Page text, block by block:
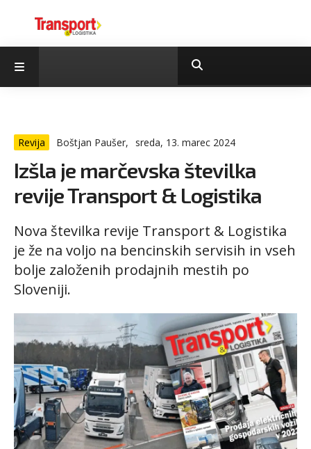
Revija Boštjan Paušer, sreda, 13. marec 2024
Izšla je marčevska številka
revije Transport & Logistika
Nova številka revije Transport & Logistika
je že na voljo na bencinskih servisih in vseh
bolje založenih prodajnih mestih po
Sloveniji.